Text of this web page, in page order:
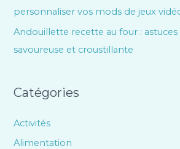
personnaliser vos mods de jeux
Andouillette recette au four :
savoureuse et croustillante
Catégories
Activités
Alimentation